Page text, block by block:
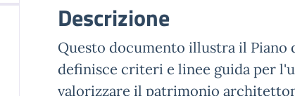
Descrizione
Questo documento illustra il
definisce criteri e linee guida per
valorizzare il patrimonio